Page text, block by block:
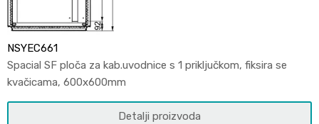
NSYEC661
Spacial SF ploča za kab.uvodnice s 1 priključkom, fiksira se
kvačicama, 600x600mm
Detalji proizvoda